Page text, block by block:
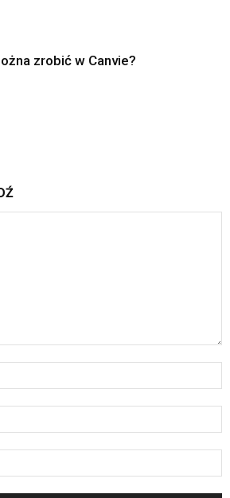
zrobić w Canvie?